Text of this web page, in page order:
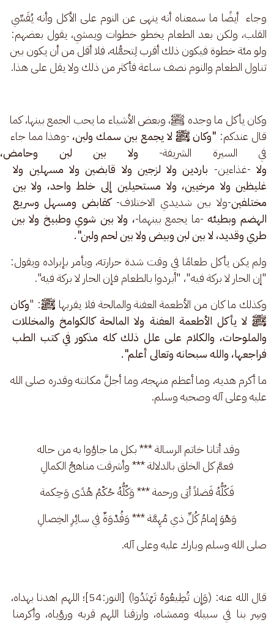
وجاء  أيضًا ما سمعناه أنه ينهى عن النوم على الأكل وأنه يُقَسِّي
القلب، ولكن بعد الطعام يخطو خطوات ويمشي، يقول بعضهم:
ولو مئة خطوة فيكون ذلك أقرب لِتحمُّله، فلا أقل من أن يكون بين
تناول الطعام والنوم نصف ساعة فأكثر من ذلك ولا يقل على هذا.
وكان يأكل ما وجده ﷺ، وبعض الأشياء ما يحب الجمع بينها، كما
قال عندكم: "وكان ﷺ لا يجمع بين سمك ولبن، -وهذا مما جاء
في السيرة الشريفة- ولا بين لبن وحامض،
ولا -غذاءين- باردين ولا لزجين ولا قابضين ولا مسهلين ولا
غليظين ولا مرخيين، ولا مستحيلين إلى خلط واحد، ولا بين
مختلفين-ولا بين شديدي الاختلاف- كقابض ومسهل وسريع
الهضم وبطيئه -ما يجمع بينهما-، ولا بين شوي وطبيخ ولا بين
طري وقديد، لا بين لبن وبيض ولا بين لحم ولبن".
ولم يكن يأكل طعامًا في وقت شدة حرارته، ويأمر بإبراده ويقول:
"إن الحار لا بركة فيه"، "أبردوا بالطعام فإن الحار لا بركة فيه".
وكذلك ما كان من الأطعمة العفنة والمالحة فلا يقربها ﷺ: "وكان
ﷺ لا يأكل الأطعمة العفنة ولا المالحة كالكوامخ والمخللات
والملوحات، والكلام على علل ذلك كله مذكور في كتب الطب
فراجعها، والله سبحانه وتعالى أعلم".
ما أكرم هديه، وما أعظم منهجه، وما أجلَّ مكانته وقدره صلى الله
عليه وعلى آله وصحبه وسلم.
وقد أتانا خاتم الرسالة *** بكل ما جاؤوا به من حاله
فعمَّ كل الخلق بالدلالة *** وأشرقت مناهجُ الكمالِ
فَكُلُّهُ فَضلاً أتى ورحمة *** وَكُلُّهُ حُكْمُ هُدًى وَحِكمة
وَهْوَ إمامُ كُلِّ ذي مُهِمَّة *** وَقُدْوَةٌ في سائِرِ الخِصالِ
صلى الله وسلم وبارك عليه وعلى آله.
قال الله عنه: (وَإِن تُطِيعُوهُ تَهْتَدُوا) [النور:54]؛ اللهم اهدنا بهداه،
وسِر بنا في سبيله وممشاه، وارزقنا اللهم قربه ورؤياه، وأكرمنا